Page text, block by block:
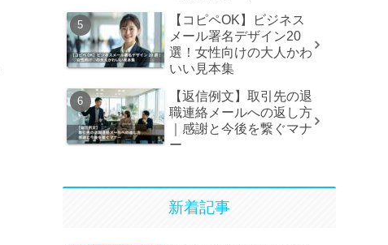
【コピペOK】ビジネス
メール署名デザイン20
選！女性向けの大人かわ
いい見本集
【返信例文】取引先の退
職連絡メールへの返し方
｜感謝と今後を繋ぐマナ
ー
新着記事